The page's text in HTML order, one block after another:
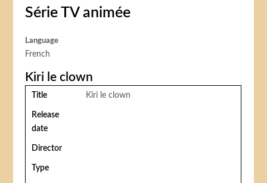
Série TV animée
Language
French
Kiri le clown
Title Kiri le clown
Release
date
Director
Type